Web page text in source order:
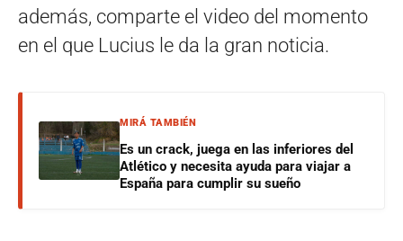
además, comparte el video del momento
en el que Lucius le da la gran noticia.
MIRÁ TAMBIÉN
Es un crack, juega en las inferiores del
Atlético y necesita ayuda para viajar a
España para cumplir su sueño